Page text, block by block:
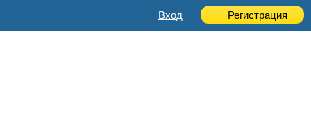
Вход Регистрация